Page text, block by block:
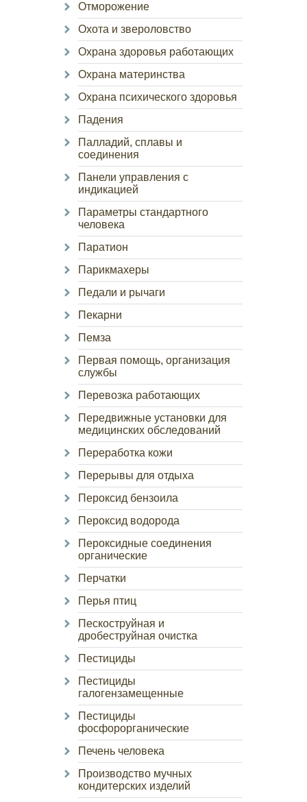
Отморожение
Охота и звероловство
Охрана здоровья работающих
Охрана материнства
Охрана психического здоровья
Падения
Палладий, сплавы и
соединения
Панели управления с
индикацией
Параметры стандартного
человека
Паратион
Парикмахеры
Педали и рычаги
Пекарни
Пемза
Первая помощь, организация
службы
Перевозка работающих
Передвижные установки для
медицинских обследований
Переработка кожи
Перерывы для отдыха
Пероксид бензоила
Пероксид водорода
Пероксидные соединения
органические
Перчатки
Перья птиц
Пескоструйная и
дробеструйная очистка
Пестициды
Пестициды
галогензамещенные
Пестициды
фосфорорганические
Печень человека
Производство мучных
кондитерских изделий